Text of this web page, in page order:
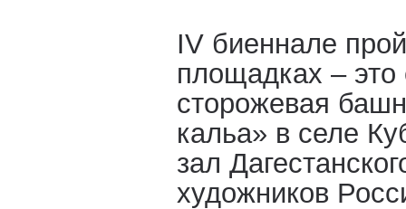
IV биеннале
площадках – это
сторожевая
кальа» в селе
зал
художников